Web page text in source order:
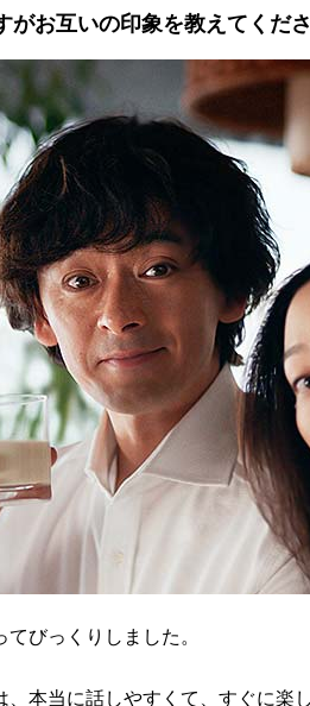
お互いの印象を教えてくださ
びっくりしました。
本当に話しやすくて、すぐに楽